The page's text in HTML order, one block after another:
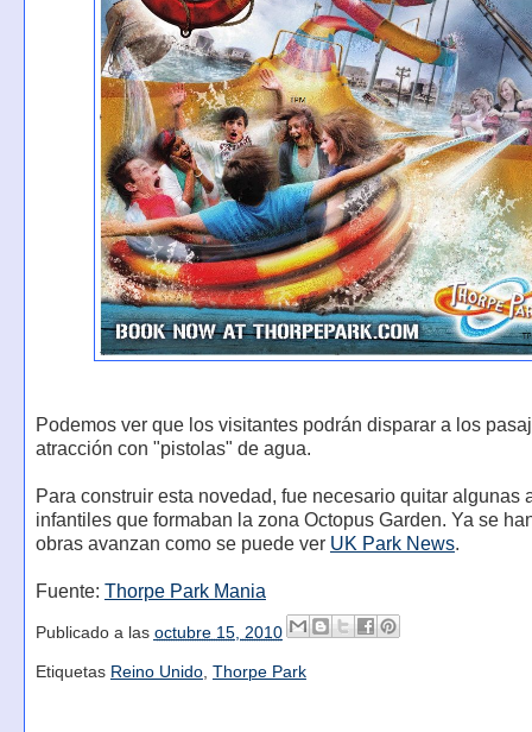
Podemos ver que los visitantes podrán disparar a los
atracción con "pistolas" de agua.
Para construir esta novedad, fue necesario quitar algunas
infantiles que formaban la zona Octopus Garden. Ya se
obras avanzan como se puede ver UK Park News.
Fuente: Thorpe Park Mania
Publicado a las octubre 15, 2010
Etiquetas Reino Unido, Thorpe Park